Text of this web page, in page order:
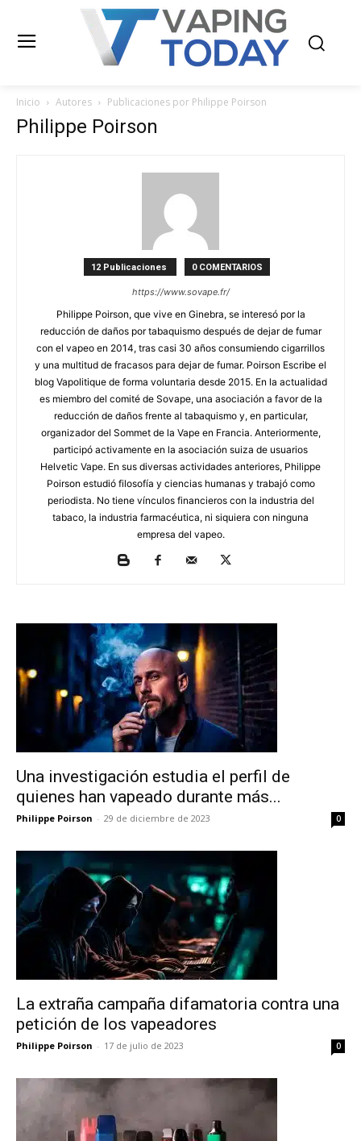
Inicio Autores Publicaciones por Philippe Poirson
Philippe Poirson
12 Publicaciones 0 COMENTARIOS
https://www.sovape.fr/
Philippe Poirson, que vive en Ginebra, se interesó por la
reducción de daños por tabaquismo después de dejar de fumar
con el vapeo en 2014, tras casi 30 años consumiendo cigarrillos
y una multitud de fracasos para dejar de fumar. Poirson Escribe el
blog Vapolitique de forma voluntaria desde 2015. En la actualidad
es miembro del comité de Sovape, una asociación a favor de la
reducción de daños frente al tabaquismo y, en particular,
organizador del Sommet de la Vape en Francia. Anteriormente,
participó activamente en la asociación suiza de usuarios
Helvetic Vape. En sus diversas actividades anteriores, Philippe
Poirson estudió filosofía y ciencias humanas y trabajó como
periodista. No tiene vínculos financieros con la industria del
tabaco, la industria farmacéutica, ni siquiera con ninguna
empresa del vapeo.
Una investigación estudia el perfil de
quienes han vapeado durante más...
Philippe Poirson - 29 de diciembre de 2023 0
La extraña campaña difamatoria contra una
petición de los vapeadores
Philippe Poirson - 17 de julio de 2023 0